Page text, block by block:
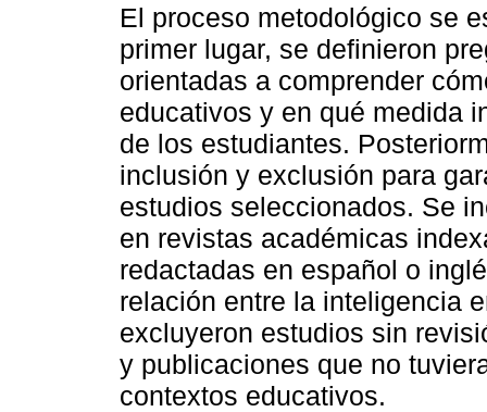
El proceso metodológico se
primer lugar, se definieron
orientadas a comprender
educativos y en qué medida
de los estudiantes.
inclusión y exclusión para
estudios seleccionados. Se
en revistas académicas
redactadas en español o
relación entre la inteligencia
excluyeron estudios sin
y publicaciones que no
contextos educativos.